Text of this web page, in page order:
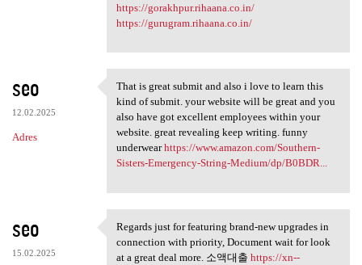
https://gorakhpur.rihaana.co.in/
https://gurugram.rihaana.co.in/
seo
12.02.2025
Adres
That is great submit and also
That is great submit and also i love to learn this
kind of submit. your website will be great and you
also have got excellent employees within your
website. great revealing keep writing. funny
underwearhttps://www.amazon.com/Southern-
Sisters-Emergency-String-Medium/dp/B0BDR...
seo
15.02.2025
Regards just for featuring
Regards just for featuring brand-new upgrades in
connection with priority, Document wait for look
at a great deal more. 소액대출 https://xn--